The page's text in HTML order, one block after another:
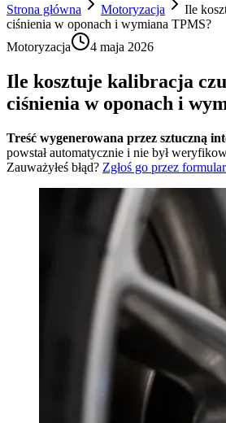
Strona główna Motoryzacja
Ile
ciśnienia w oponach i wymiana TPMS?
Motoryzacja
4 maja 2026
Ile kosztuje kalibracja
ciśnienia w oponach i
Treść wygenerowana przez sztuczną
powstał automatycznie i nie był
Zauważyłeś błąd? Zgłoś go przez